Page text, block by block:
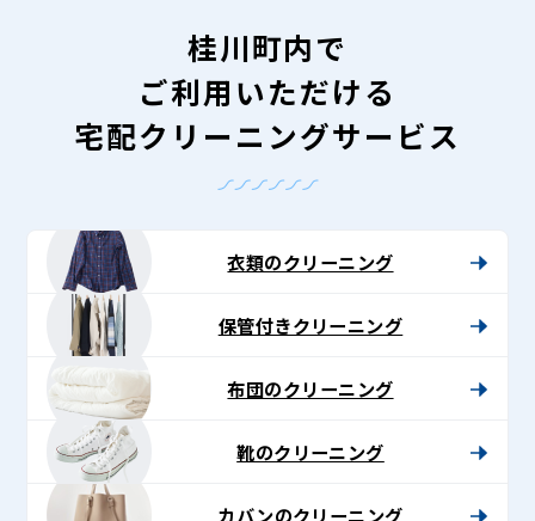
ト〉
桂川町内で
ご利用いただける
宅配クリーニングサービス
衣類のクリーニング
保管付きクリーニング
布団のクリーニング
靴のクリーニング
カバンのクリーニング